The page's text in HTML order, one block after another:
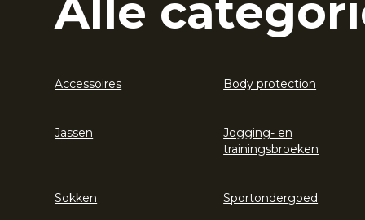
Alle
Accessoires Body protection
Jassen
Jogging- en
trainingsbroeken
Sokken Sportondergoed